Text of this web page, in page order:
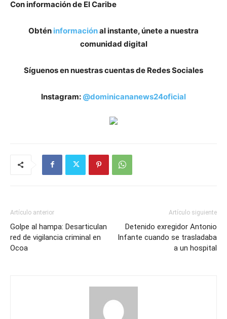
Con información de El Caribe
Obtén informaciónal instante, únete a nuestra
comunidad digital
Síguenos en nuestras cuentas de Redes Sociales
Instagram: @dominicananews24oficial
Artículo anterior
Golpe al hampa: Desarticulan
red de vigilancia criminal en
Ocoa
Artículo siguiente
Detenido exregidor Antonio
Infante cuando se trasladaba
a un hospital